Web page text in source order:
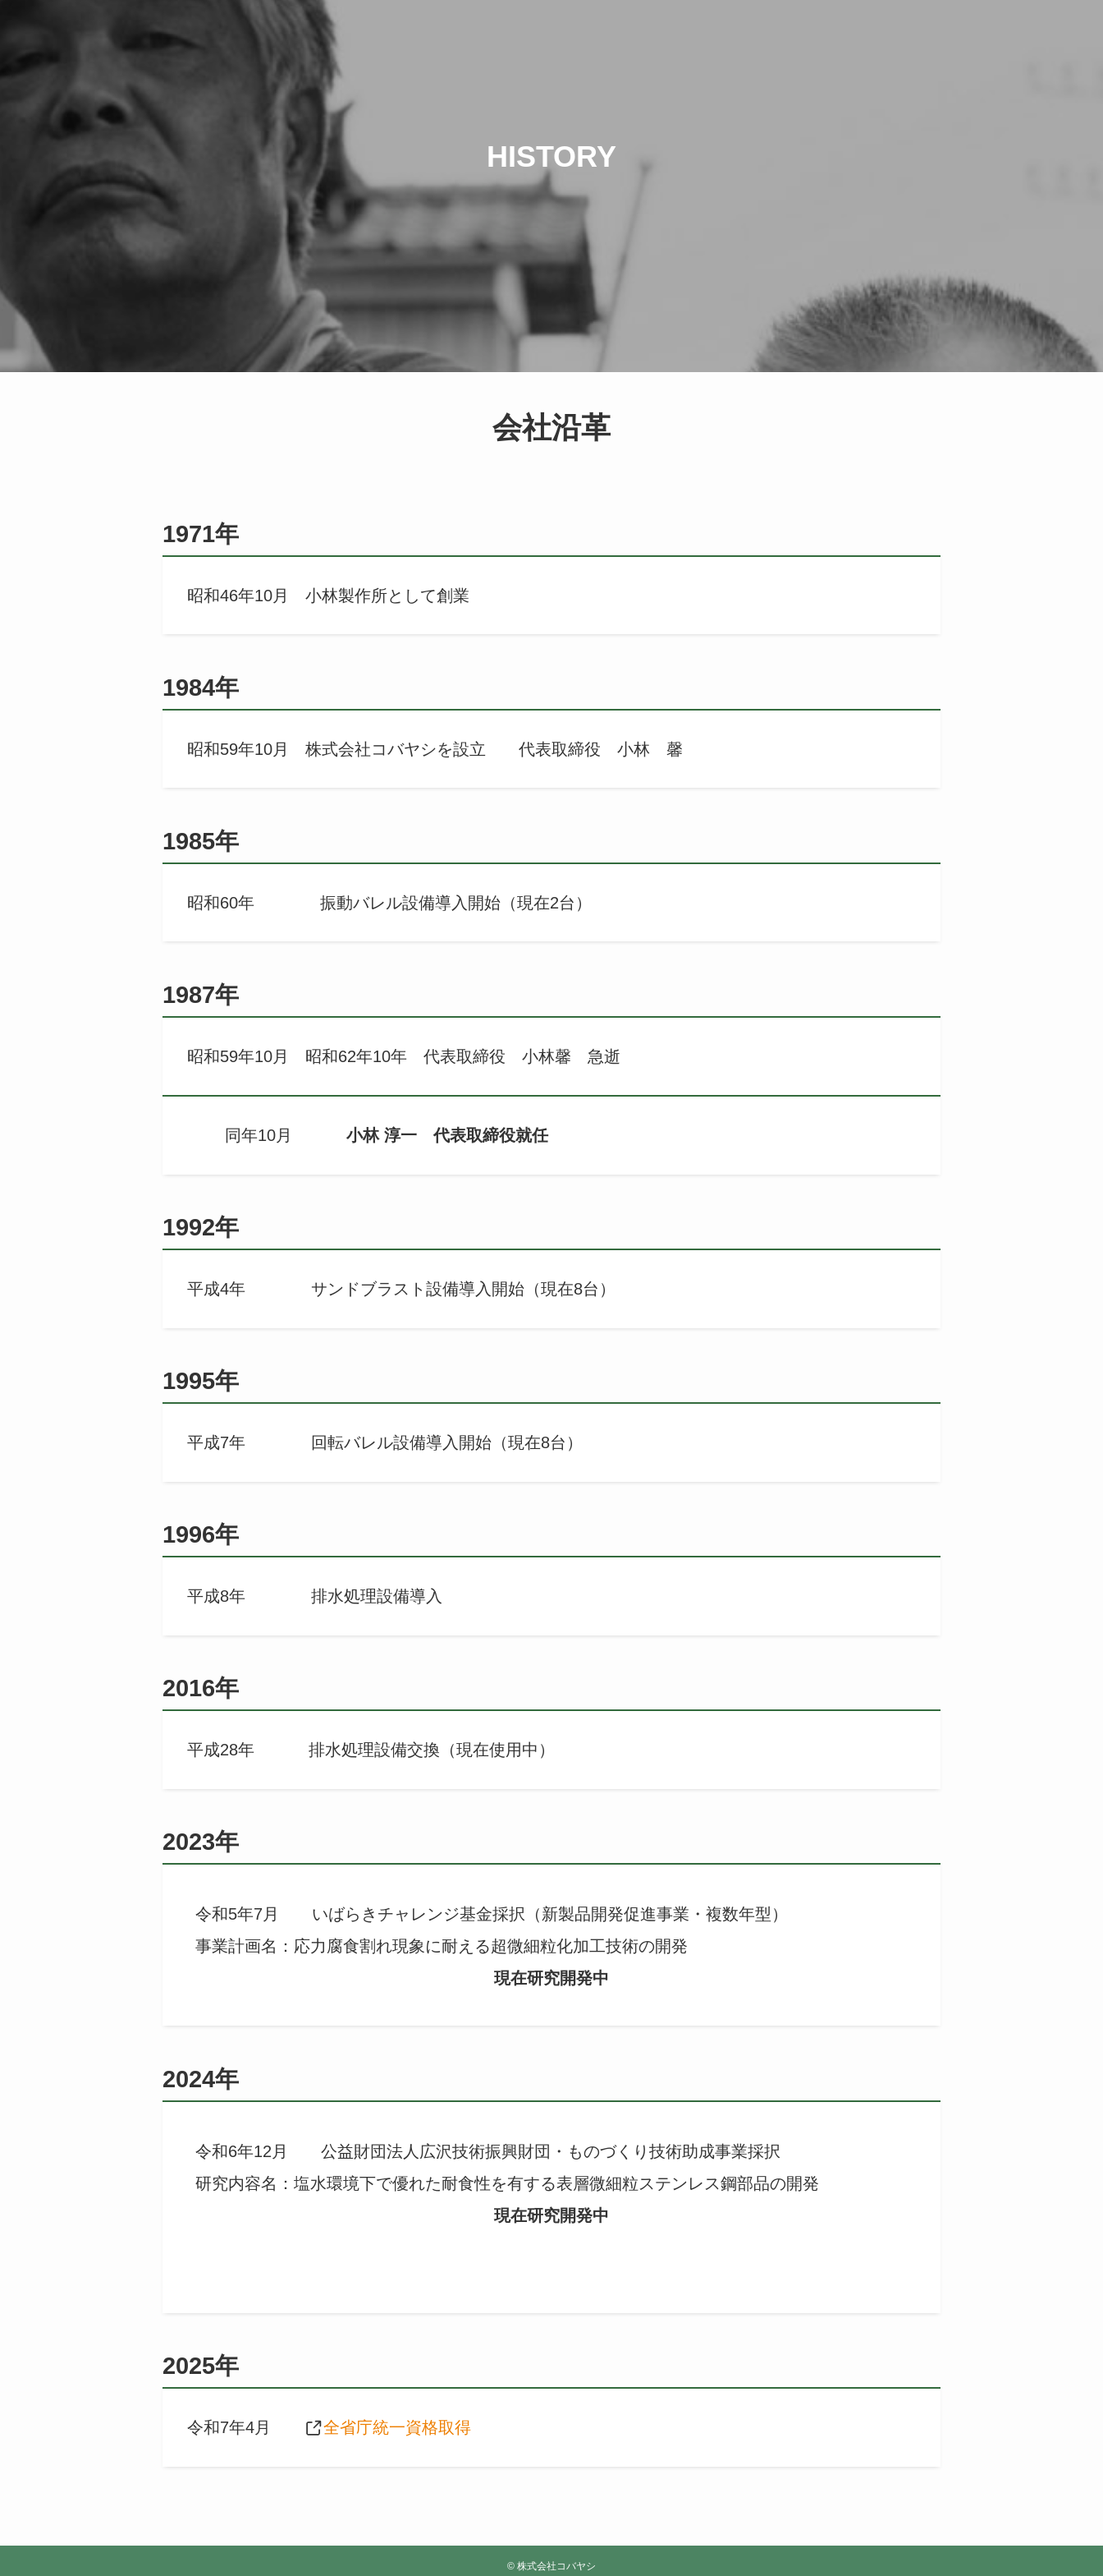
HISTORY
会社沿革
1971年
昭和46年10月 小林製作所として創業
1984年
昭和59年10月 株式会社コバヤシを設立 代表取締役 小林 馨
1985年
昭和60年 振動バレル設備導入開始（現在2台）
1987年
昭和59年10月 昭和62年10年 代表取締役 小林馨 急逝
同年10月 小林 淳一 代表取締役就任
1992年
平成4年 サンドブラスト設備導入開始（現在8台）
1995年
平成7年 回転バレル設備導入開始（現在8台）
1996年
平成8年 排水処理設備導入
2016年
平成28年 排水処理設備交換（現在使用中）
2023年
令和5年7月 いばらきチャレンジ基金採択（新製品開発促進事業・複数年型）
事業計画名：応力腐食割れ現象に耐える超微細粒化加工技術の開発
現在研究開発中
2024年
令和6年12月 公益財団法人広沢技術振興財団・ものづくり技術助成事業採択
研究内容名：塩水環境下で優れた耐食性を有する表層微細粒ステンレス鋼部品の開発
現在研究開発中
2025年
令和7年4月 全省庁統一資格取得
© 株式会社コバヤシ